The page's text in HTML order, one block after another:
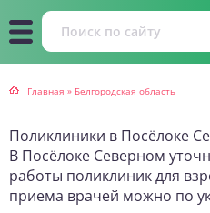
Главная » Белгородская область
Поликлиники в Посёлоке
В Посёлоке Северном
работы поликлиник для
приема врачей можно по